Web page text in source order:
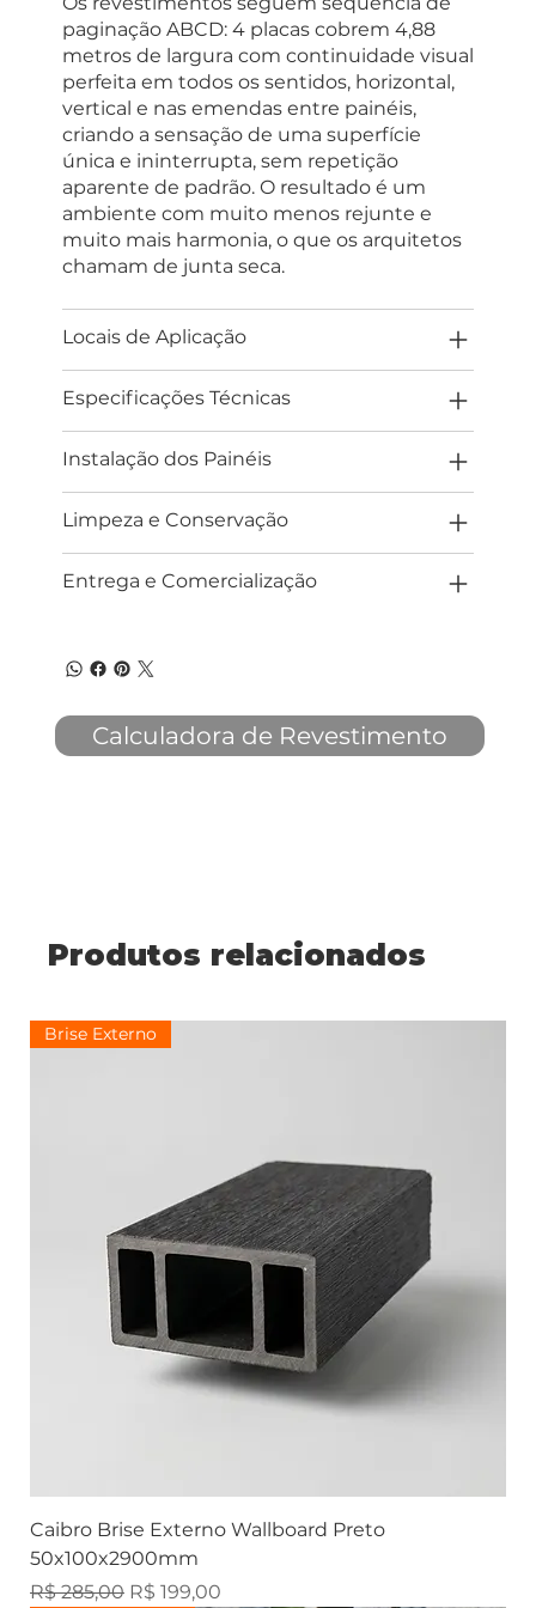
Produtos relacionados
Brise Externo
Caibro Brise Externo Wallboard Preto
50x100x2900mm
Preço normal
R$ 285,00 Preço promocional
R$ 199,00
paginação ABCD: 4 placas cobrem 4,88
metros de largura com continuidade visual
perfeita em todos os sentidos, horizontal,
vertical e nas emendas entre painéis,
criando a sensação de uma superfície
única e ininterrupta, sem repetição
aparente de padrão. O resultado é um
ambiente com muito menos rejunte e
muito mais harmonia, o que os arquitetos
chamam de junta seca.
Locais de Aplicação
Especificações Técnicas
Instalação dos Painéis
Limpeza e Conservação
Entrega e Comercialização
Calculadora de Revestimento